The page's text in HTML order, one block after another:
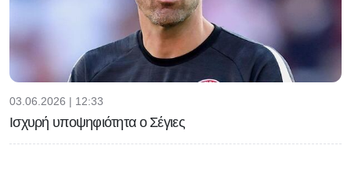
03.06.2026 | 12:33
Ισχυρή υποψηφιότητα ο Σέγιες